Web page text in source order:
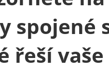
spojené
řeší vaše